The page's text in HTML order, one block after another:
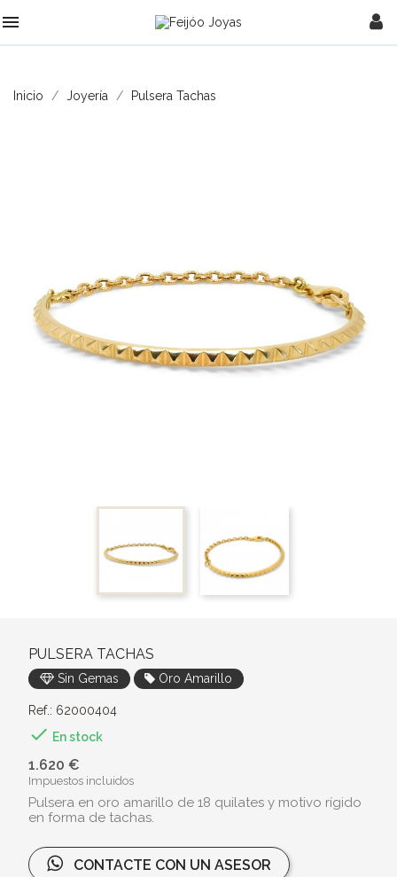

Inicio Joyería Pulsera Tachas
PULSERA TACHAS
Sin Gemas Oro Amarillo
Ref.: 62000404
 En stock
1.620 €
Impuestos incluidos
Pulsera en oro amarillo de 18 quilates y motivo rígido
en forma de tachas.
CONTACTE CON UN ASESOR